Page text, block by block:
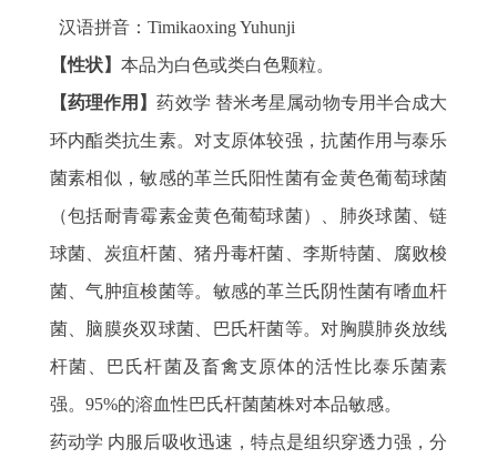
汉语拼音：Timikaoxing Yuhunji
【性状】 本品为白色或类白色颗粒。
【药理作用】药效学 替米考星属动物专用半合成大
环内酯类抗生素。对支原体较强，抗菌作用与泰乐
菌素相似，敏感的革兰氏阳性菌有金黄色葡萄球菌
（包括耐青霉素金黄色葡萄球菌）、肺炎球菌、链
球菌、炭疽杆菌、猪丹毒杆菌、李斯特菌、腐败梭
菌、气肿疽梭菌等。敏感的革兰氏阴性菌有嗜血杆
菌、脑膜炎双球菌、巴氏杆菌等。对胸膜肺炎放线
杆菌、巴氏杆菌及畜禽支原体的活性比泰乐菌素
强。95%的溶血性巴氏杆菌菌株对本品敏感。
药动学 内服后吸收迅速，特点是组织穿透力强，分